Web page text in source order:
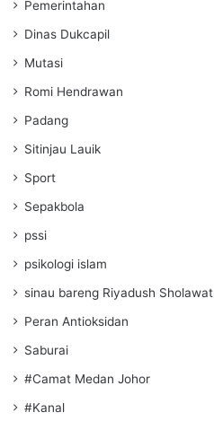
Pemerintahan
Dinas Dukcapil
Mutasi
Romi Hendrawan
Padang
Sitinjau Lauik
Sport
Sepakbola
pssi
psikologi islam
sinau bareng Riyadush Sholawat
Peran Antioksidan
Saburai
#Camat Medan Johor
#Kanal